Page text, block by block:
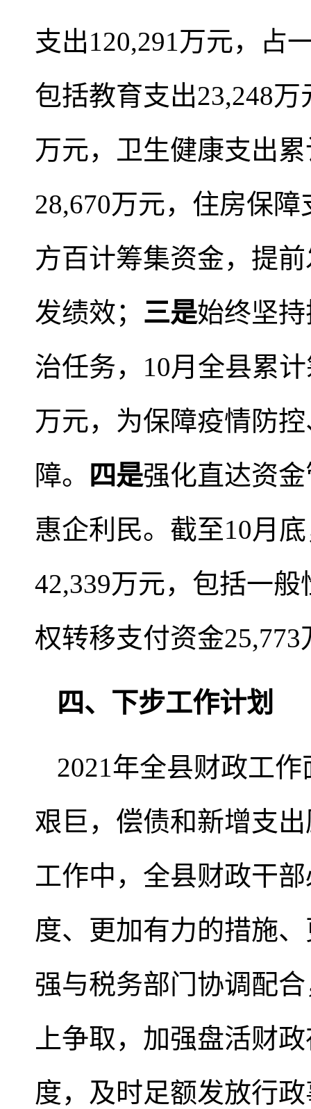
支出120,291万元，占
包括教育支出23,248
万元，卫生健康支出
28,670万元，住房保
方百计筹集资金，提
发绩效； 三是始终坚
治任务，10月全县累
万元，为保障疫情防
障。
四是强化直达资
惠企利民。截至10月
42,339万元，包括一
权转移支付资金
四、下步工作计划
2021年全县财政工
艰巨，偿债和新增支
工作中，全县财政干
度、更加有力的措施
强与税务部门协调配
上争取，加强盘活财
度，及时足额发放行